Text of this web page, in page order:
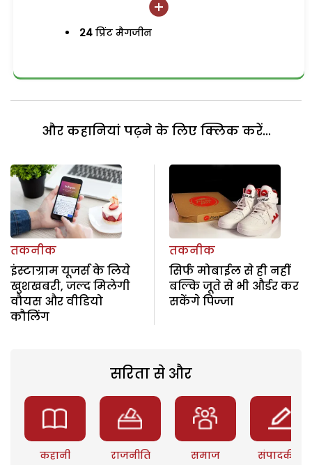
24 प्रिंट मैगजीन
और कहानियां पढ़ने के लिए क्लिक करें...
तकनीक
इंस्टाग्राम यूजर्स के लिये
खुशखबरी, जल्द मिलेगी
वौयस और वीडियो
कौलिंग
तकनीक
सिर्फ मोबाईल से ही नहीं
बल्कि जूते से भी और्डर कर
सकेंगे पिज्जा
सरिता से और
कहानी राजनीति समाज संपादकीय